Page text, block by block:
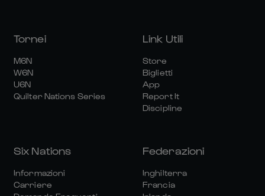
Tornei
M6N
W6N
U6N
Quilter Nations Series
Link Utili
Store
Biglietti
App
Report It
Discipline
Six Nations
Informazioni
Carriere
Federazioni
Inghilterra
Francia